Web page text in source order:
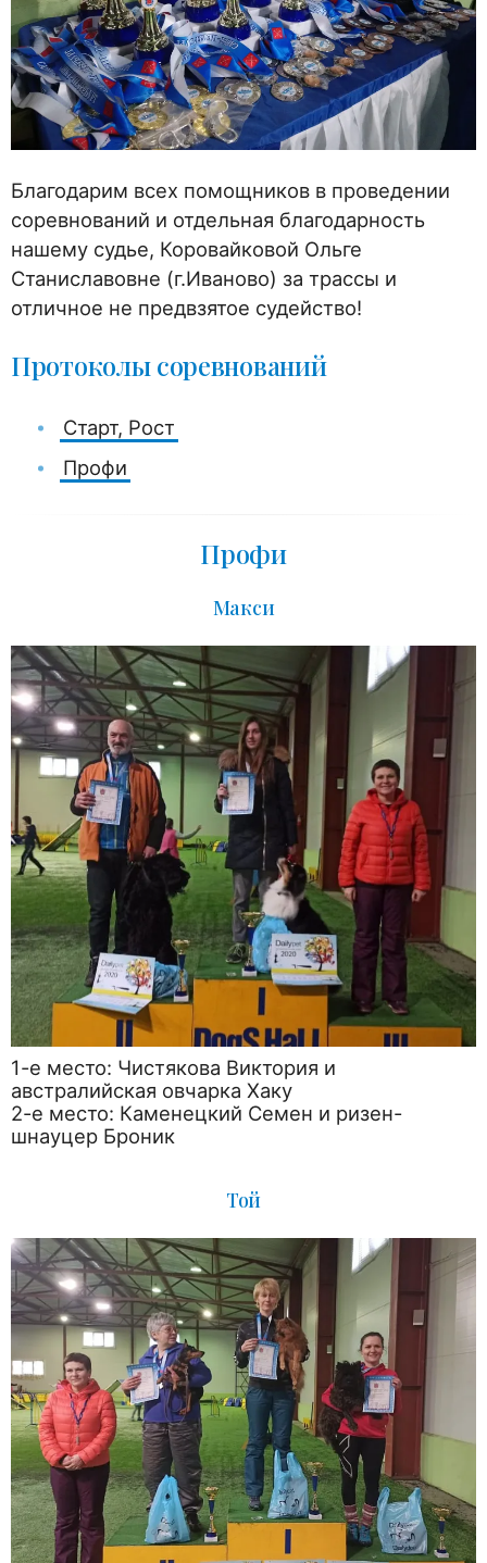
Благодарим всех помощников в проведении
соревнований и отдельная благодарность
нашему судье, Коровайковой Ольге
Станиславовне (г.Иваново) за трассы и
отличное не предвзятое судейство!
Протоколы соревнований
Старт, Рост
Профи
Профи
Макси
1-е место: Чистякова Виктория и
австралийская овчарка Хаку
2-е место: Каменецкий Семен и ризен-
шнауцер Броник
Той